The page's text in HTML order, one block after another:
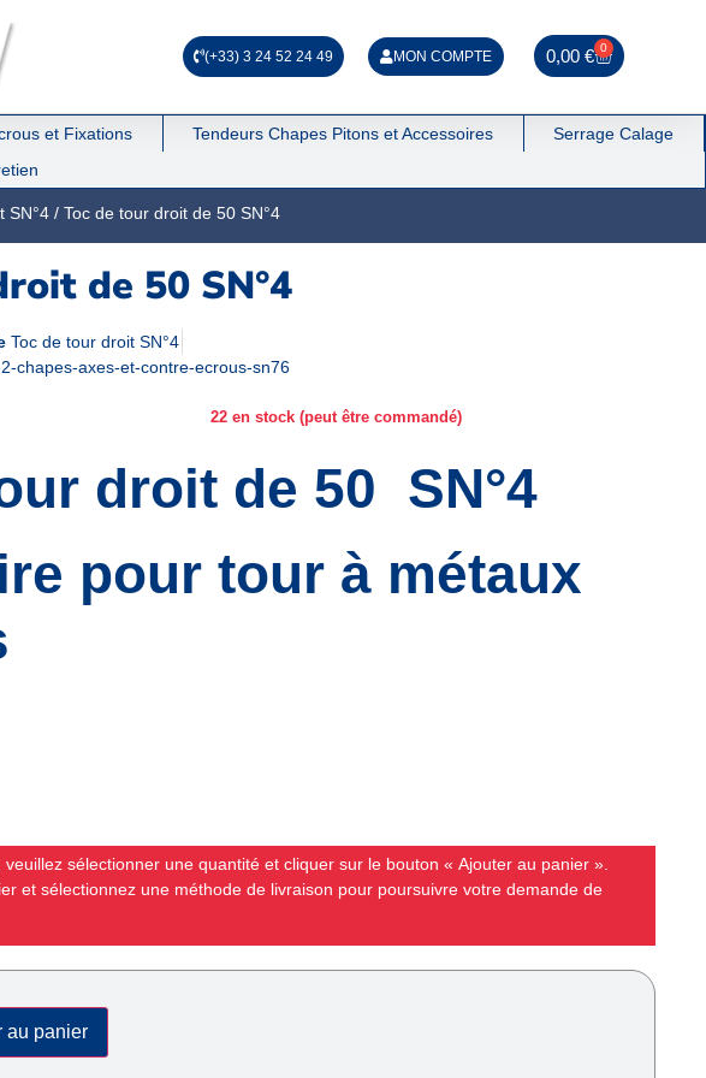
(+33) 3 24 52 24 49 MON COMPTE 0,00€ 0
et Fixations Tendeurs Chapes Pitons et Accessoires
Serrage Calage
SN°4/ Toc de tour droit de 50 SN°4
de 50 SN°4
Toc de tour droit SN°4
chapes-axes-et-contre-ecrous-sn76
22 en stock (peut être commandé)
droit de 50 SN°4
pour tour à métaux
sélectionner une quantité et cliquer sur le bouton « Ajouter au panier ».
et sélectionnez une méthode de livraison pour poursuivre votre demande de
au panier